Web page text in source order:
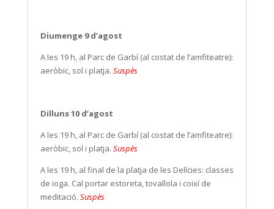
Diumenge 9 d’agost
A les 19 h, al Parc de Garbí (al costat de l’amfiteatre):
aeròbic, sol i platja. Suspès
Dilluns 10 d’agost
A les 19 h, al Parc de Garbí (al costat de l’amfiteatre):
aeròbic, sol i platja. Suspès
A les 19 h, al final de la platja de les Delícies: classes
de ioga. Cal portar estoreta, tovallola i coixí de
meditació. Suspès